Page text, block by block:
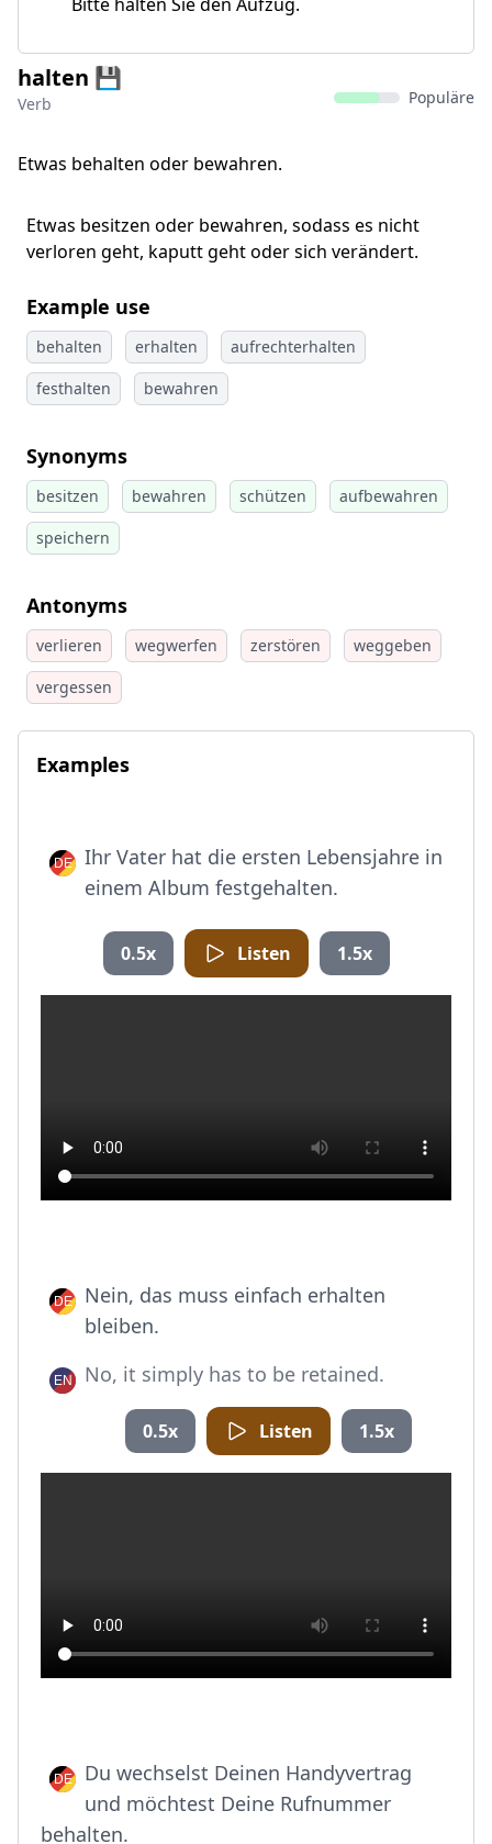
halten 💾
Verb Populäre
Etwas behalten oder bewahren.
Etwas besitzen oder bewahren, sodass es nicht
verloren geht, kaputt geht oder sich verändert.
Example use
behalten erhalten
aufrechterhalten
festhalten
bewahren
Synonyms
besitzen bewahren schützen
aufbewahren
speichern
Antonyms
verlieren wegwerfen zerstören
weggeben
vergessen
Examples
Ihr Vater hat die ersten Lebensjahre in
einem Album festgehalten.
0.5x Listen 1.5x
Nein, das muss einfach erhalten
bleiben.
No, it simply has to be retained.
0.5x Listen 1.5x
Du wechselst Deinen Handyvertrag
und möchtest Deine Rufnummer
behalten.